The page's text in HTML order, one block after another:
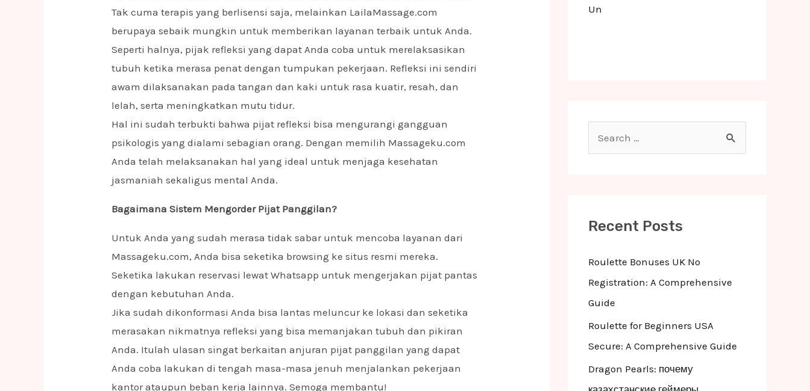
Tak cuma terapis yang berlisensi saja, melainkan LailaMassage.com
berupaya sebaik mungkin untuk memberikan layanan terbaik untuk Anda.
Seperti halnya, pijak refleksi yang dapat Anda coba untuk merelaksasikan
tubuh ketika merasa penat dengan tumpukan pekerjaan. Refleksi ini sendiri
awam dilaksanakan pada tangan dan kaki untuk rasa kuatir, resah, dan
lelah, serta meningkatkan mutu tidur.
Hal ini sudah terbukti bahwa pijat refleksi bisa mengurangi gangguan
psikologis yang dialami sebagian orang. Dengan memilih Massageku.com
Anda telah melaksanakan hal yang ideal untuk menjaga kesehatan
jasmaniah sekaligus mental Anda.
Bagaimana Sistem Mengorder Pijat Panggilan?
Untuk Anda yang sudah merasa tidak sabar untuk mencoba layanan dari
Massageku.com, Anda bisa seketika browsing ke situs resmi mereka.
Seketika lakukan reservasi lewat Whatsapp untuk mengerjakan pijat pantas
dengan kebutuhan Anda.
Jika sudah dikonformasi Anda bisa lantas meluncur ke lokasi dan seketika
merasakan nikmatnya refleksi yang bisa memanjakan tubuh dan pikiran
Anda. Itulah ulasan singat berkaitan anjuran pijat panggilan yang dapat
Anda coba lakukan di tengah masa-masa jenuh menjalankan pekerjaan
kantor ataupun beban kerja lainnya. Semoga membantu!
Un
e
hRecent Posts
Roulette Bonuses UK No
Registration: A Comprehensive
Guide
Roulette for Beginners USA
Secure: A Comprehensive Guide
Dragon Pearls: почему